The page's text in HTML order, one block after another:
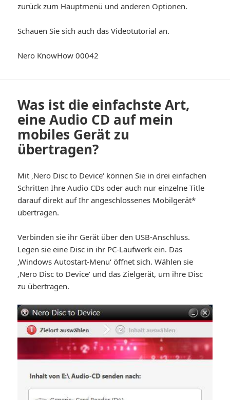
zurück zum Hauptmenü und anderen Optionen.
Schauen Sie sich auch das Videotutorial an.
Nero KnowHow 00042
Was ist die einfachste Art,
eine Audio CD auf mein
mobiles Gerät zu
übertragen?
Mit ‚Nero Disc to Device‘ können Sie in drei einfachen
Schritten Ihre Audio CDs oder auch nur einzelne Title
darauf direkt auf Ihr angeschlossenes Mobilgerät*
übertragen.
Verbinden sie ihr Gerät über den USB-Anschluss.
Legen sie eine Disc in ihr PC-Laufwerk ein. Das
‚Windows Autostart-Menu‘ öffnet sich. Wählen sie
‚Nero Disc to Device‘ und das Zielgerät, um ihre Disc
zu übertragen.